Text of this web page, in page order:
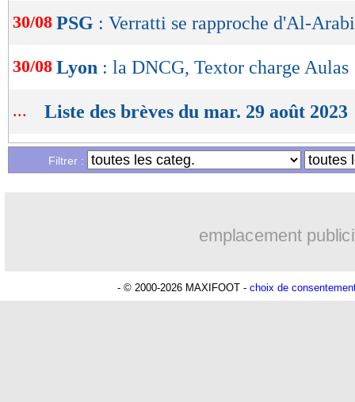
30/08 PSG : Verratti se rapproche d'Al-Arabi
30/08 Lyon : la DNCG, Textor charge Aulas
... Liste des brèves du mar. 29 août 2023
Liste des brèves du lun. 28 août 2023
Filtrer :
emplacement
- © 2000-2026 MAXIFOOT - choix de